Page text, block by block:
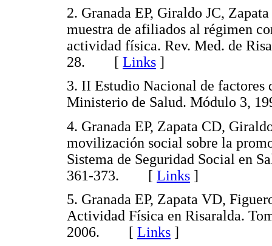
2. Granada EP, Giraldo JC,
muestra de afiliados al régimen
actividad física. Rev. Med. de
28. [ Links ]
3. II Estudio Nacional de factores
Ministerio de Salud. Módulo
4. Granada EP, Zapata CD,
movilización social sobre la
Sistema de Seguridad Social en
361-373. [ Links ]
5. Granada EP, Zapata VD,
Actividad Física en Risaralda.
2006. [ Links ]